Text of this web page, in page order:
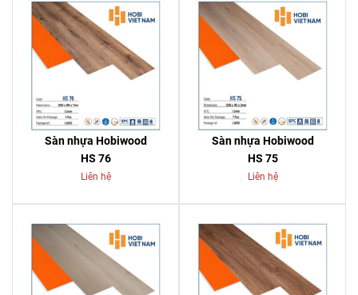
Sàn nhựa Hobiwood
HS 76
Liên hệ
Sàn nhựa Hobiwood
HS 75
Liên hệ